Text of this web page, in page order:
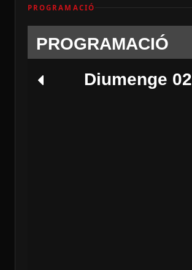
PROGRAMACIÓ
PROGRAMACIÓ
Diumenge 02